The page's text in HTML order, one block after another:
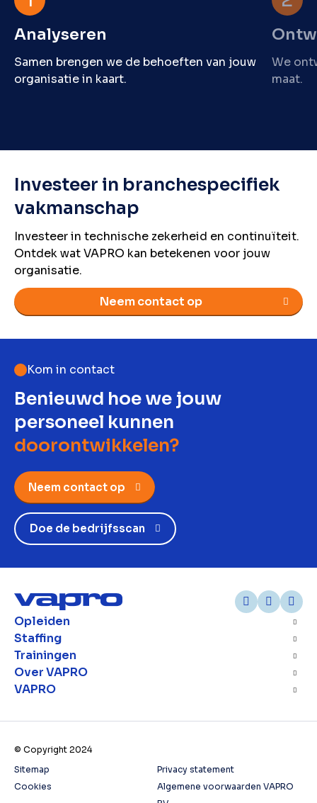
Analyseren
Samen brengen we de behoeften van jouw
organisatie in kaart.
We
maat.
Investeer in branchespecifiek
vakmanschap
Investeer in technische zekerheid en continuïteit.
Ontdek wat VAPRO kan betekenen voor jouw
organisatie.
Neem contact op
Kom in contact
Benieuwd hoe we jouw
personeel kunnen
doorontwikkelen?
Neem contact op
Doe de bedrijfsscan
Opleiden
Staffing
Trainingen
Over VAPRO
VAPRO
© Copyright 2024
Sitemap
Privacy statement
Cookies
Algemene voorwaarden VAPRO